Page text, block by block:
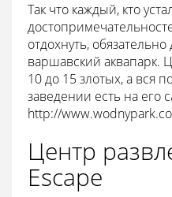
Так что каждый, кто
отдохнуть,
варшавский аквапарк.
10 до 15 злотых, а вся
заведении есть на его
http://
Центр
Escape